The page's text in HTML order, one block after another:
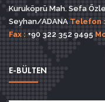
Kuruköprü Mah. Sefa
Seyhan/ADANA Telefon :
Fax : +90 322 352 9495
E-BÜLTEN